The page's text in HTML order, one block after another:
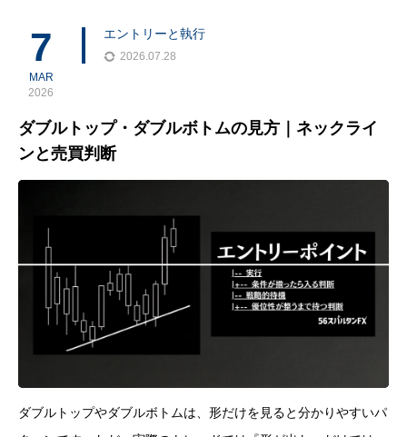
第で入れるようにし、回数を増やしたい、というものでした。
7
MAR
2026
エントリーと執行
2026.07.28
ダブルトップ・ダブルボトムの見方｜ネックライ
ンと売買判断
ダブルトップやダブルボトムは、形だけを見ると分かりやすいパ